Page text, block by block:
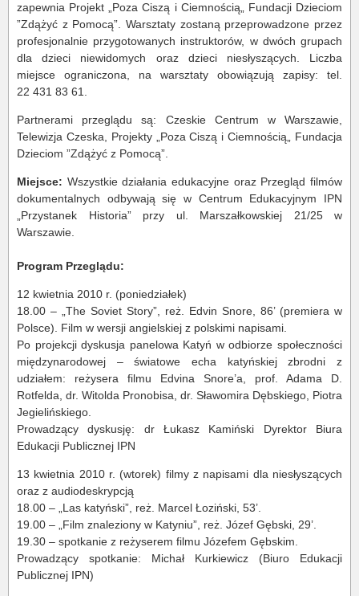
zapewnia Projekt „Poza Ciszą i Ciemnością„ Fundacji Dzieciom
”Zdążyć z Pomocą”. Warsztaty zostaną przeprowadzone przez
profesjonalnie przygotowanych instruktorów, w dwóch grupach
dla dzieci niewidomych oraz dzieci niesłyszących. Liczba
miejsce ograniczona, na warsztaty obowiązują zapisy: tel.
22 431 83 61.
Partnerami przeglądu są: Czeskie Centrum w Warszawie,
Telewizja Czeska, Projekty „Poza Ciszą i Ciemnością„ Fundacja
Dzieciom ”Zdążyć z Pomocą”.
Miejsce: Wszystkie działania edukacyjne oraz Przegląd filmów
dokumentalnych odbywają się w Centrum Edukacyjnym IPN
„Przystanek Historia” przy ul. Marszałkowskiej 21/25 w
Warszawie.
Program Przeglądu:
12 kwietnia 2010 r. (poniedziałek)
18.00 – „The Soviet Story”, reż. Edvin Snore, 86’ (premiera w
Polsce). Film w wersji angielskiej z polskimi napisami.
Po projekcji dyskusja panelowa Katyń w odbiorze społeczności
międzynarodowej – światowe echa katyńskiej zbrodni z
udziałem: reżysera filmu Edvina Snore’a, prof. Adama D.
Rotfelda, dr. Witolda Pronobisa, dr. Sławomira Dębskiego, Piotra
Jegielińskiego.
Prowadzący dyskusję: dr Łukasz Kamiński Dyrektor Biura
Edukacji Publicznej IPN
13 kwietnia 2010 r. (wtorek) filmy z napisami dla niesłyszących
oraz z audiodeskrypcją
18.00 – „Las katyński”, reż. Marcel Łoziński, 53’.
19.00 – „Film znaleziony w Katyniu”, reż. Józef Gębski, 29’.
19.30 – spotkanie z reżyserem filmu Józefem Gębskim.
Prowadzący spotkanie: Michał Kurkiewicz (Biuro Edukacji
Publicznej IPN)